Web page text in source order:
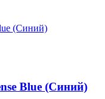
Blue (Синий)